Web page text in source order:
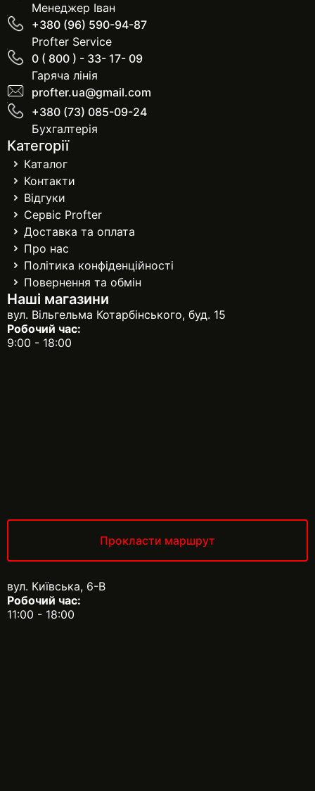
Менеджер Іван
+380 (96) 590-94-87
Profter Service
0 ( 800 ) - 33- 17- 09
Гаряча лінія
profter.ua@gmail.com
+380 (73) 085-09-24
Бухгалтерія
Категорії
Каталог
Контакти
Відгуки
Сервіс Profter
Доставка та оплата
Про нас
Політика конфіденційності
Повернення та обмін
Наші магазини
вул. Вільгельма Котарбінського, буд. 15
Робочий час:
9:00 - 18:00
Прокласти маршрут
вул. Київська, 6-В
Робочий час:
11:00 - 18:00